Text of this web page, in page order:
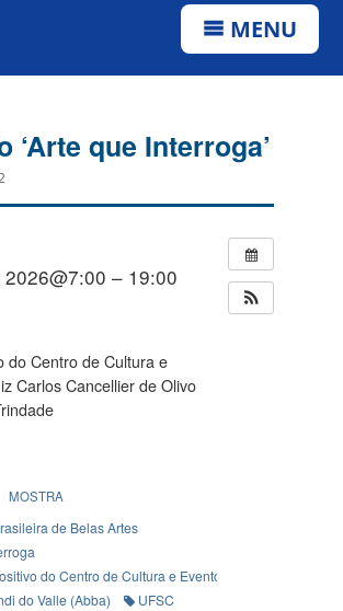
MENU
‘Arte que Interroga’
– 19:00
do Centro de Cultura e
Carlos Cancellier de Olivo
MOSTRA
de Belas Artes
do Centro de Cultura e Eventos Reitor Luiz
do Valle (Abba)
UFSC